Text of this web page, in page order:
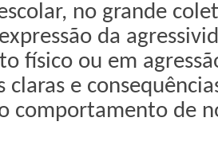
no grande
da
físico ou em
claras e
comportamento de